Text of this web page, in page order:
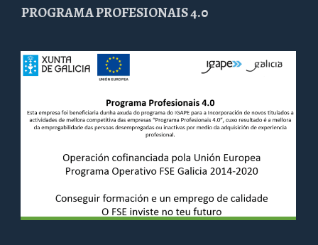
PROGRAMA PROFESIONAIS 4.0